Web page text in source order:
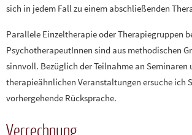
sich in jedem Fall zu einem abschließenden
Parallele Einzeltherapie oder Therapiegruppen
PsychotherapeutInnen sind aus methodischen
sinnvoll. Bezüglich der Teilnahme an Seminaren
therapieähnlichen Veranstaltungen ersuche ich
vorhergehende Rücksprache.
Verrechnung